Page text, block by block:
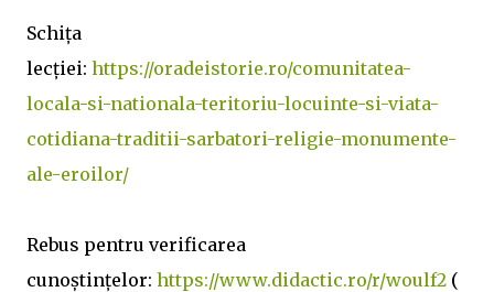
Schița
lecției: https://oradeistorie.ro/comunitatea-
locala-si-nationala-teritoriu-locuinte-si-viata-
cotidiana-traditii-sarbatori-religie-monumente-
ale-eroilor/
Rebus pentru verificarea
cunoștințelor: https://www.didactic.ro/r/woulf2 (